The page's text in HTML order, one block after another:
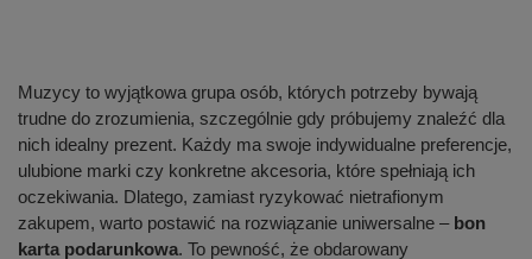
Muzycy to wyjątkowa grupa osób, których potrzeby bywają
trudne do zrozumienia, szczególnie gdy próbujemy znaleźć dla
nich idealny prezent. Każdy ma swoje indywidualne preferencje,
ulubione marki czy konkretne akcesoria, które spełniają ich
oczekiwania. Dlatego, zamiast ryzykować nietrafionym
zakupem, warto postawić na rozwiązanie uniwersalne – bon
karta podarunkowa. To pewność, że obdarowany